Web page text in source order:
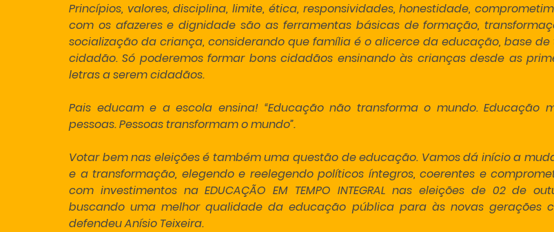
Princípios, valores, disciplina, limite, ética, responsividades, honestidade,
com os afazeres e dignidade são as ferramentas básicas de formação,
socialização da criança, considerando que família é o alicerce da educação, base de
cidadão. Só poderemos formar bons cidadãos ensinando às crianças desde as
letras a serem cidadãos.
Pais educam e a escola ensina! “Educação não transforma o mundo. Educação
pessoas. Pessoas transformam o mundo”.
Votar bem nas eleições é também uma questão de educação. Vamos dá início a
e a transformação, elegendo e reelegendo políticos íntegros, coerentes e
com investimentos na EDUCAÇÃO EM TEMPO INTEGRAL nas eleições de 02 de
buscando uma melhor qualidade da educação pública para às novas gerações
defendeu Anísio Teixeira.